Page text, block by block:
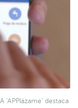
'APPlázame' destaca